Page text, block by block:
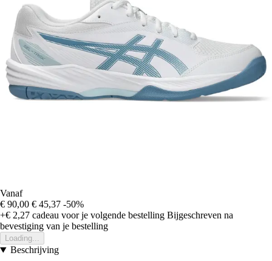
Vanaf
€ 90,00 € 45,37 -50%
+€ 2,27 cadeau voor je volgende bestelling Bijgeschreven na
bevestiging van je bestelling
Loading...
Beschrijving